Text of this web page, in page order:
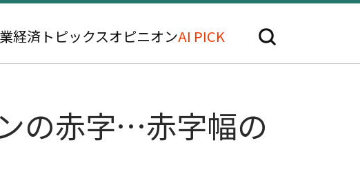
経済 トピックスオピニオンAI PICK
の赤字…赤字幅の